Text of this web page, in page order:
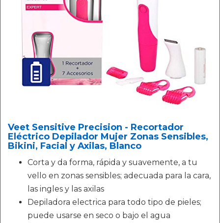
Veet Sensitive Precision - Recortador
Eléctrico Depilador Mujer Zonas Sensibles,
Bikini, Facial y Axilas, Blanco
Corta y da forma, rápida y suavemente, a tu
vello en zonas sensibles; adecuada para la cara,
las ingles y las axilas
Depiladora electrica para todo tipo de pieles;
puede usarse en seco o bajo el agua